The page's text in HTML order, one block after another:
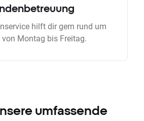
hilft dir gern rund um
von Montag bis Freitag.
umfassende